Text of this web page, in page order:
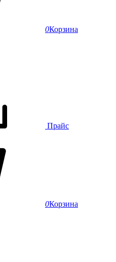
0Корзина
Прайс
0Корзина